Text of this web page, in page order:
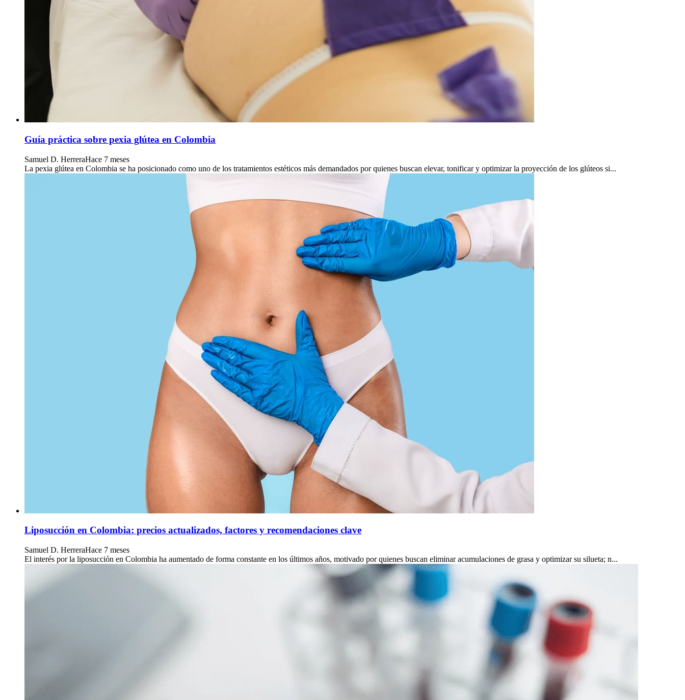
Guía práctica sobre pexia glútea en Colombia
Samuel D. HerreraHace 7 meses
La pexia glútea en Colombia se ha posicionado como uno de los tratamientos estéticos más demandados por quienes buscan elevar, tonificar y optimizar la proyección de los glúteos si...
Liposucción en Colombia: precios actualizados, factores y recomendaciones clave
Samuel D. HerreraHace 7 meses
El interés por la liposucción en Colombia ha aumentado de forma constante en los últimos años, motivado por quienes buscan eliminar acumulaciones de grasa y optimizar su silueta; n...